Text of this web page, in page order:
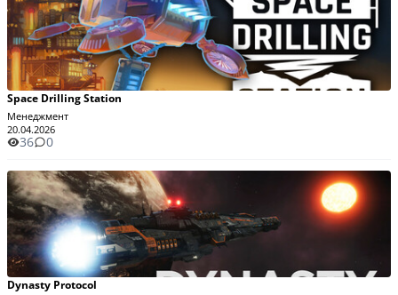
Space Drilling Station
Менеджмент
20.04.2026
36 0
Dynasty Protocol